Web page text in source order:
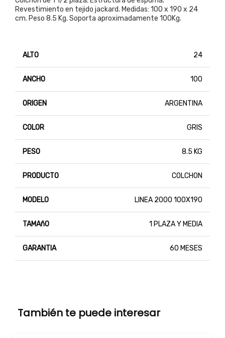
Revestimiento en tejido jackard. Medidas: 100 x 190 x 24
cm. Peso 8.5 Kg. Soporta aproximadamente 100Kg.
ALTO 24
ANCHO 100
ORIGEN ARGENTINA
COLOR GRIS
PESO 8.5 KG
PRODUCTO COLCHON
MODELO LINEA 2000 100X190
TAMAñO 1 PLAZA Y MEDIA
GARANTIA 60 MESES
También te puede interesar